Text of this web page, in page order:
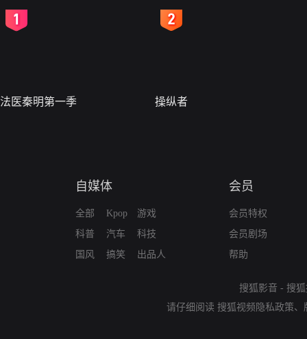
法医秦明第一季 操纵者
自媒体
全部
科普
国风
Kpop
汽车
搞笑
游戏
科技
出品人
会员
会员特权
会员剧场
帮助
搜狐影音 - 搜
请仔细阅读 搜狐视频隐私政策、